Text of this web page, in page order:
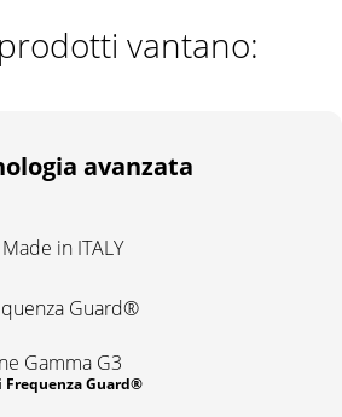
vantano:
avanzata
in ITALY
Guard®
Gamma G3
Guard®